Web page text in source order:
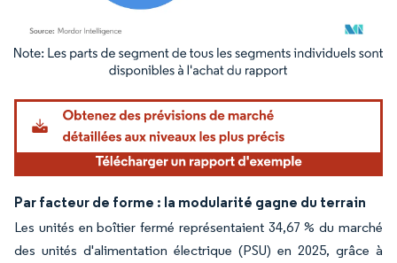
Image © Mordor Intelligence. La réutilisation nécessite une attribution sous CC BY
Par facteur de forme : la modularité gagne du terrain
Les unités en boîtier fermé représentaient 34,67 % du marché
des unités d'alimentation électrique (PSU) en 2025, grâce à